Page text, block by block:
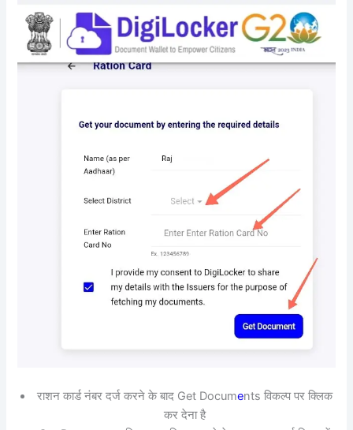
राशन कार्ड नंबर दर्ज करने के बाद Get Documents विकल्प पर क्लिक
कर देना है